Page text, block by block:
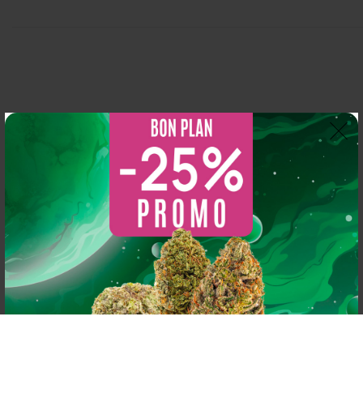
So CBD
Basé sur 216 avis
powered by
o e
Thomas Arper
2 years ago
Magasin au top, bonne variété et vendeur généreux
N'hésitez pas à y aller vous y trouverez de qualité